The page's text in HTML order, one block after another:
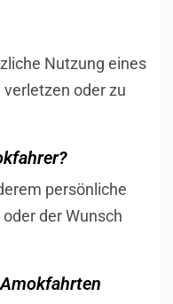
Nutzung eines
oder zu
persönliche
der Wunsch